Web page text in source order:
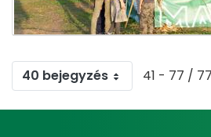
40 bejegyzés 41 - 77 /